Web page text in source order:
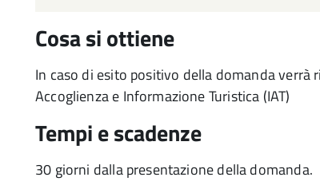
Cosa si ottiene
In caso di esito positivo della domanda
Accoglienza e Informazione Turistica (IAT)
Tempi e scadenze
30 giorni dalla presentazione della domanda.